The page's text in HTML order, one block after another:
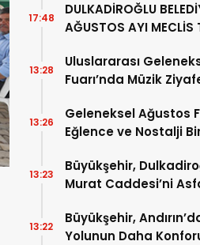
DULKADİROĞLU
AĞUSTOS AYI MECLİS
17:48
Uluslararası
Fuarı’nda Müzik
13:28
Geleneksel Ağustos
Eğlence ve Nostalji
13:26
Büyükşehir,
Murat Caddesi’ni
13:23
Büyükşehir,
Yolunun Daha
13:22